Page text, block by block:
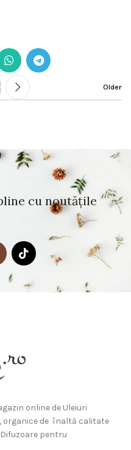
Older
cu noutățile
online de Uleiuri
organice de înaltă calitate
pentru